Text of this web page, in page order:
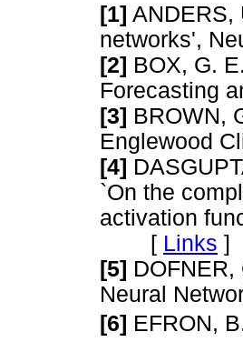
[1] ANDERS,
networks',
[2] BOX, G.
[3] BROWN,
Englewood
[4]
`On the
activation
[ Links ]
[5]
Neural
[6] EFRON,